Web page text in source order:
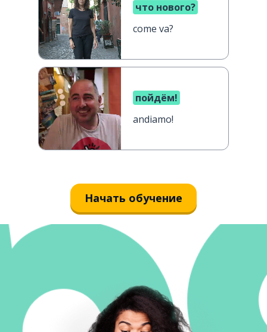
что нового?
come va?
пойдём!
andiamo!
Начать обучение